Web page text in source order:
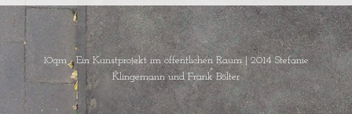
10qm - Ein Kunstprojekt im öffentlichen Raum |2014 Stefanie
Klingemann und Frank Bölter